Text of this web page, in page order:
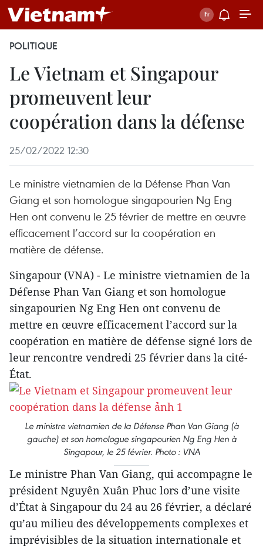
POLITIQUE
Le Vietnam et Singapour
promeuvent leur
coopération dans la défense
25/02/2022 12:30
Le ministre vietnamien de la Défense Phan Van
Giang et son homologue singapourien Ng Eng
Hen ont convenu le 25 février de mettre en œuvre
efficacement l’accord sur la coopération en
matière de défense.
Singapour (VNA) - Le ministre vietnamien de la
Défense Phan Van Giang et son homologue
singapourien Ng Eng Hen ont convenu de
mettre en œuvre efficacement l’accord sur la
coopération en matière de défense signé lors de
leur rencontre vendredi 25 février dans la cité-
État.
Le ministre vietnamien de la Défense Phan Van Giang (à
gauche) et son homologue singapourien Ng Eng Hen à
Singapour, le 25 février. Photo : VNA
Le ministre Phan Van Giang, qui accompagne le
président Nguyên Xuân Phuc lors d’une visite
d’État à Singapour du 24 au 26 février, a déclaré
qu’au milieu des développements complexes et
imprévisibles de la situation internationale et